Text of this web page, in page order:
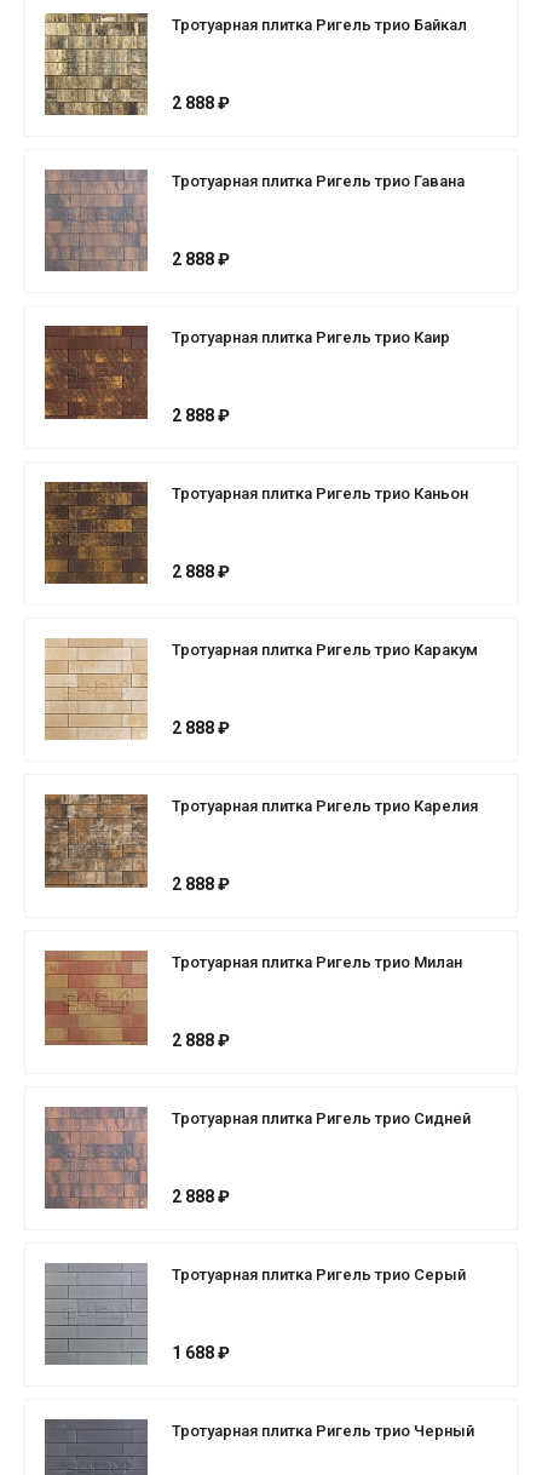
Тротуарная плитка Ригель трио Байкал
2 888 ₽
Тротуарная плитка Ригель трио Гавана
2 888 ₽
Тротуарная плитка Ригель трио Каир
2 888 ₽
Тротуарная плитка Ригель трио Каньон
2 888 ₽
Тротуарная плитка Ригель трио Каракум
2 888 ₽
Тротуарная плитка Ригель трио Карелия
2 888 ₽
Тротуарная плитка Ригель трио Милан
2 888 ₽
Тротуарная плитка Ригель трио Сидней
2 888 ₽
Тротуарная плитка Ригель трио Серый
1 688 ₽
Тротуарная плитка Ригель трио Черный